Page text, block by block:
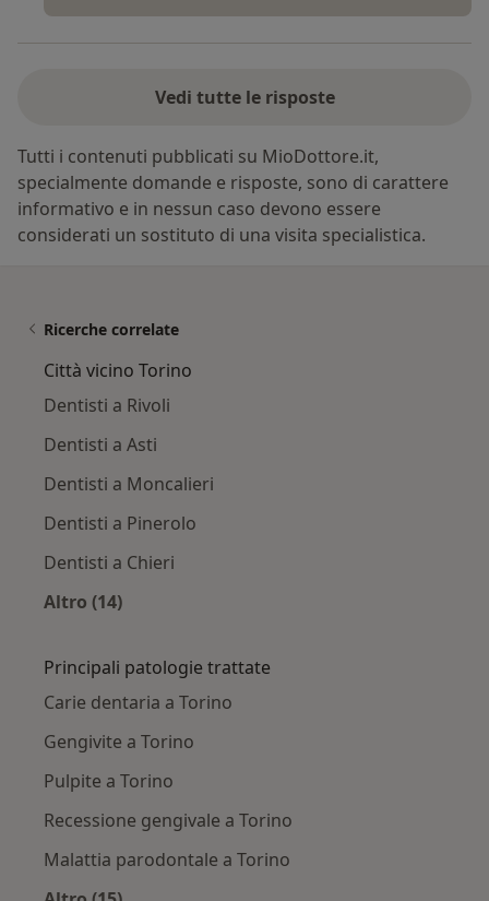
Vedi tutte le risposte
Tutti i contenuti pubblicati su MioDottore.it,
specialmente domande e risposte, sono di carattere
informativo e in nessun caso devono essere
considerati un sostituto di una visita specialistica.
Ricerche correlate
Città vicino Torino
Dentisti a Rivoli
Dentisti a Asti
Dentisti a Moncalieri
Dentisti a Pinerolo
Dentisti a Chieri
Altro (14)
Principali patologie trattate
Carie dentaria a Torino
Gengivite a Torino
Pulpite a Torino
Recessione gengivale a Torino
Malattia parodontale a Torino